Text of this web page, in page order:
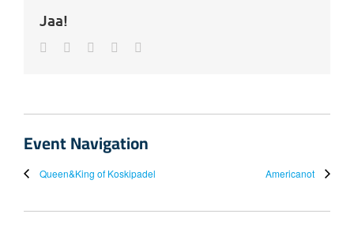
Jaa!
Facebook
TwitterLinkedInWhatsapp
Event Navigation
Queen&King of Koskipadel Americanot